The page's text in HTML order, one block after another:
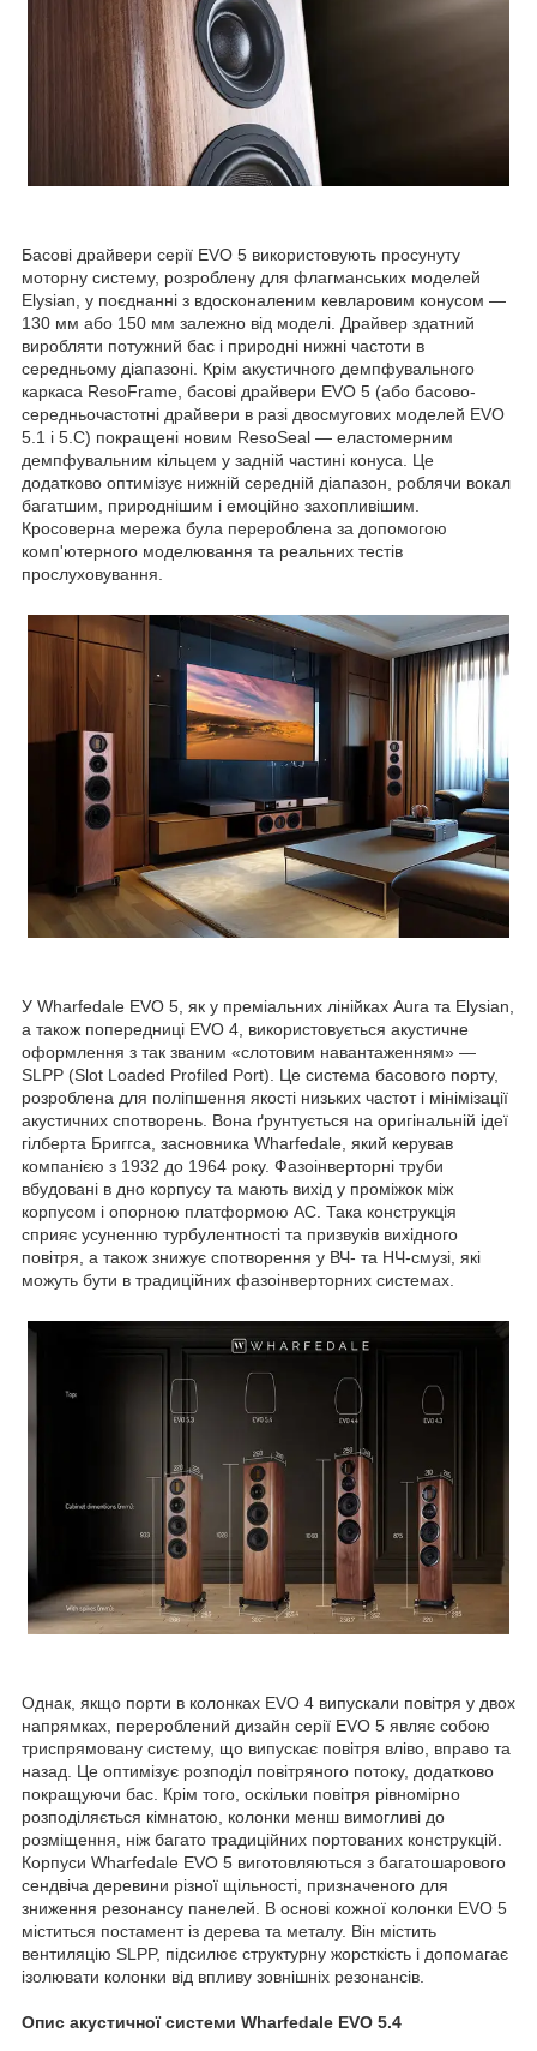
Басові драйвери серії EVO 5 використовують просунуту
моторну систему, розроблену для флагманських моделей
Elysian, у поєднанні з вдосконаленим кевларовим конусом —
130 мм або 150 мм залежно від моделі. Драйвер здатний
виробляти потужний бас і природні нижні частоти в
середньому діапазоні. Крім акустичного демпфувального
каркаса ResoFrame, басові драйвери EVO 5 (або басово-
середньочастотні драйвери в разі двосмугових моделей EVO
5.1 і 5.C) покращені новим ResoSeal — еластомерним
демпфувальним кільцем у задній частині конуса. Це
додатково оптимізує нижній середній діапазон, роблячи вокал
багатшим, природнішим і емоційно захопливішим.
Кросоверна мережа була перероблена за допомогою
комп'ютерного моделювання та реальних тестів
прослуховування.
У Wharfedale EVO 5, як у преміальних лінійках Aura та Elysian,
а також попередниці EVO 4, використовується акустичне
оформлення з так званим «слотовим навантаженням» —
SLPP (Slot Loaded Profiled Port). Це система басового порту,
розроблена для поліпшення якості низьких частот і мінімізації
акустичних спотворень. Вона ґрунтується на оригінальній ідеї
гілберта Бриггса, засновника Wharfedale, який керував
компанією з 1932 до 1964 року. Фазоінверторні труби
вбудовані в дно корпусу та мають вихід у проміжок між
корпусом і опорною платформою АС. Така конструкція
сприяє усуненню турбулентності та призвуків вихідного
повітря, а також знижує спотворення у ВЧ- та НЧ-смузі, які
можуть бути в традиційних фазоінверторних системах.
Однак, якщо порти в колонках EVO 4 випускали повітря у двох
напрямках, перероблений дизайн серії EVO 5 являє собою
триспрямовану систему, що випускає повітря вліво, вправо та
назад. Це оптимізує розподіл повітряного потоку, додатково
покращуючи бас. Крім того, оскільки повітря рівномірно
розподіляється кімнатою, колонки менш вимогливі до
розміщення, ніж багато традиційних портованих конструкцій.
Корпуси Wharfedale EVO 5 виготовляються з багатошарового
сендвіча деревини різної щільності, призначеного для
зниження резонансу панелей. В основі кожної колонки EVO 5
міститься постамент із дерева та металу. Він містить
вентиляцію SLPP, підсилює структурну жорсткість і допомагає
ізолювати колонки від впливу зовнішніх резонансів.
Опис акустичної системи Wharfedale EVO 5.4